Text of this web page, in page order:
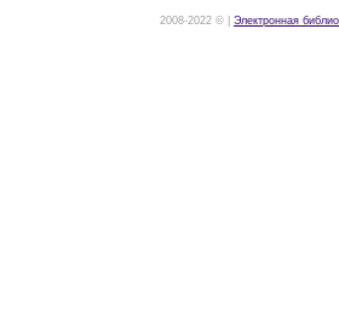
2008-2022 © | Электронная